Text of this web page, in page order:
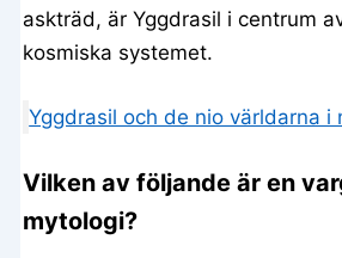
askträd, är Yggdrasil i centrum
kosmiska systemet.
Yggdrasil och de nio världarna i
Vilken av följande är en
mytologi?